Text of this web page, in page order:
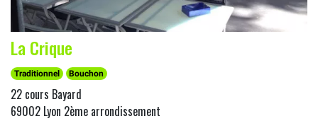
La Crique
Traditionnel Bouchon
22 cours Bayard
69002 Lyon 2ème arrondissement